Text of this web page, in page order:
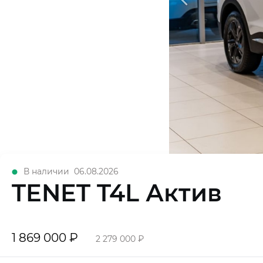
В наличии 06.08.2026
TENET T4L Актив
1 869 000 ₽ 2 279 000 ₽